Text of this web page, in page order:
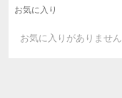
お気に入り
お気に入りがありません